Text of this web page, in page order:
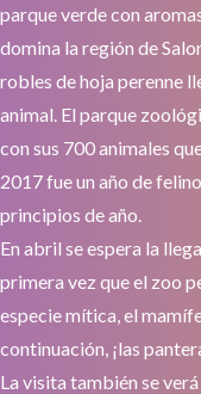
parque verde con
domina la región de
robles de hoja perenne
animal. El parque
con sus 700 animales
2017 fue un año de
principios de año.
En abril se espera la
primera vez que el zoo
especie mítica, el
continuación, ¡las
La visita también se